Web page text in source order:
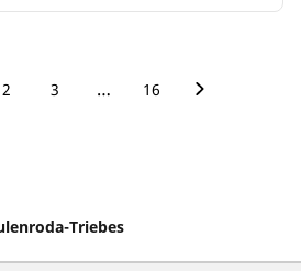
2 3 … 16
Triebes